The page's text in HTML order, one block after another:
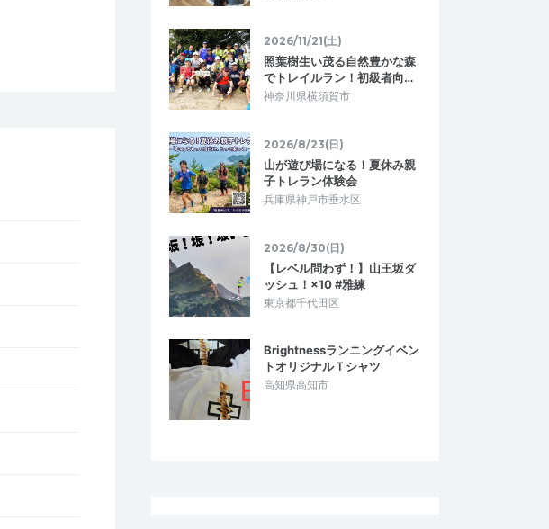
2026/11/21(土)
照葉樹生い茂る自然豊かな森
でトレイルラン！初級者向…
神奈川県横須賀市
2026/8/23(日)
山が遊び場になる！夏休み親
子トレラン体験会
兵庫県神戸市垂水区
2026/8/30(日)
【レベル問わず！】山王坂ダ
ッシュ！×10 #雅練
東京都千代田区
Brightnessランニングイベン
トオリジナルＴシャツ
高知県高知市